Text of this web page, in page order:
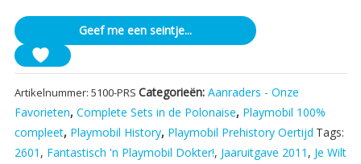
Geef me een seintje...
Artikelnummer: 5100-PRS Categorieën: Aanraders - Onze
Favorieten, Complete Sets in de Polonaise, Playmobil 100%
compleet, Playmobil History, Playmobil Prehistory Oertijd Tags:
2601 , Fantastisch 'n Playmobil Dokter!, Jaaruitgave 2011 , Je Wilt